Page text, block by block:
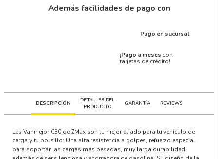
Además facilidades de pago con
Pago en sucursal
¡Pago a meses con
tarjetas de crédito!
DESCRIPCIÓN
DETALLES DEL
PRODUCTO
GARANTÍA REVIEWS
Las Vanmejor C30 de ZMax son tu mejor aliado para tu vehículo de
carga y tu bolsillo: Una alta resistencia a golpes, refuerzo especial
para soportar las cargas más pesadas, muy larga durabilidad,